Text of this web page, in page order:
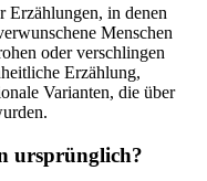
‍Erzählungen,⁣ in denen
Menschen
oder verschlingen‌
Erzählung,
‍Varianten, die ⁤über
ursprünglich?